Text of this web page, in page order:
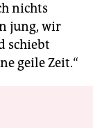
nichts
jung, wir
schiebt
geile Zeit.“